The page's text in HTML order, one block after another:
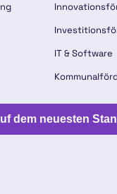
IT & Software
dem neuesten